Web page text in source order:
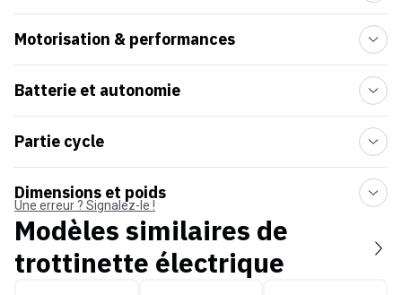
Motorisation & performances
Batterie et autonomie
Partie cycle
Dimensions et poids
Une erreur ? Signalez-le !
Modèles similaires de
trottinette électrique